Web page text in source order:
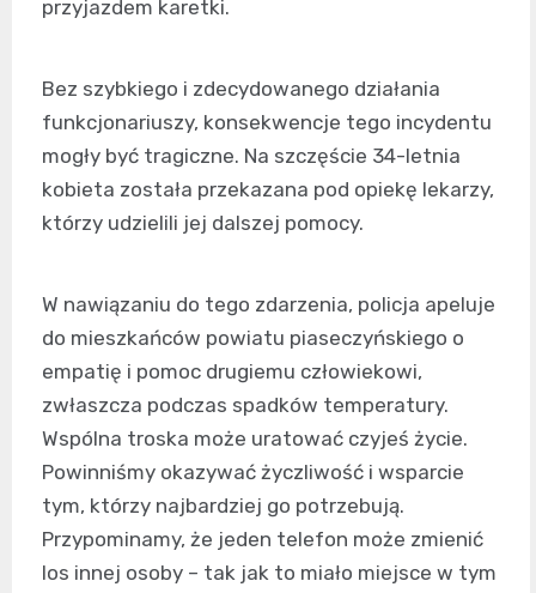
przyjazdem karetki.
Bez szybkiego i zdecydowanego działania
funkcjonariuszy, konsekwencje tego incydentu
mogły być tragiczne. Na szczęście 34-letnia
kobieta została przekazana pod opiekę lekarzy,
którzy udzielili jej dalszej pomocy.
W nawiązaniu do tego zdarzenia, policja apeluje
do mieszkańców powiatu piaseczyńskiego o
empatię i pomoc drugiemu człowiekowi,
zwłaszcza podczas spadków temperatury.
Wspólna troska może uratować czyjeś życie.
Powinniśmy okazywać życzliwość i wsparcie
tym, którzy najbardziej go potrzebują.
Przypominamy, że jeden telefon może zmienić
los innej osoby – tak jak to miało miejsce w tym